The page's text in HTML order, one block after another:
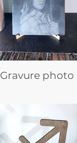
Gravure photo